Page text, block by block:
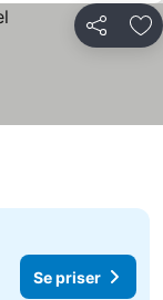
Del
Se priser